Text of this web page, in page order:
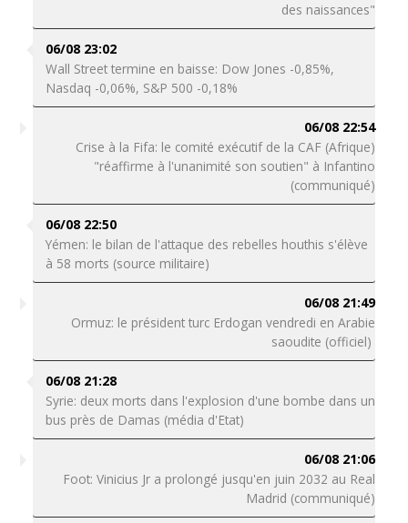
des naissances"
06/08 23:02
Wall Street termine en baisse: Dow Jones -0,85%,
Nasdaq -0,06%, S&P 500 -0,18%
06/08 22:54
Crise à la Fifa: le comité exécutif de la CAF (Afrique)
"réaffirme à l'unanimité son soutien" à Infantino
(communiqué)
06/08 22:50
Yémen: le bilan de l'attaque des rebelles houthis s'élève
à 58 morts (source militaire)
06/08 21:49
Ormuz: le président turc Erdogan vendredi en Arabie
saoudite (officiel)
06/08 21:28
Syrie: deux morts dans l'explosion d'une bombe dans un
bus près de Damas (média d'Etat)
06/08 21:06
Foot: Vinicius Jr a prolongé jusqu'en juin 2032 au Real
Madrid (communiqué)